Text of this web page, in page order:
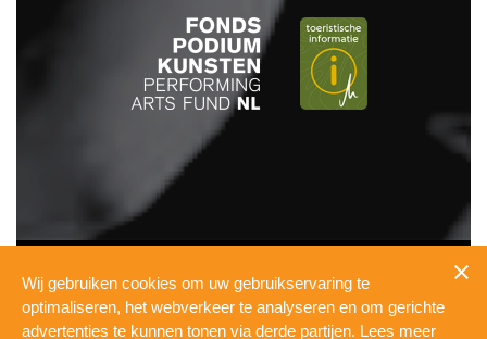
INFO
PRESSKIT
TECHNICAL
Wij gebruiken cookies om uw gebruikservaring te
optimaliseren, het webverkeer te analyseren en om gerichte
advertenties te kunnen tonen via derde partijen. Lees meer